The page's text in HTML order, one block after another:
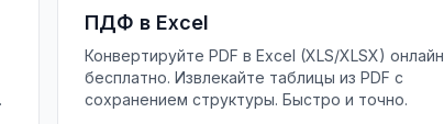
ПДФ в Excel
Конвертируйте PDF в Excel (XLS/XLSX) онлайн
бесплатно. Извлекайте таблицы из PDF с
сохранением структуры. Быстро и точно.